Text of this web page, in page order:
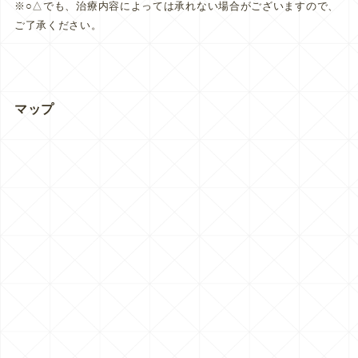
※○△でも、治療内容によっては承れない場合がございますので、
ご了承ください。
マップ